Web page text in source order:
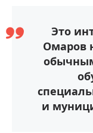
Это
Омаров
и